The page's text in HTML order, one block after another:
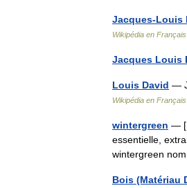
Jacques-Louis
Wikipédia en Français
Jacques Louis
Louis David —
Wikipédia en Français
wintergreen — [
essentielle,
wintergreen
Bois (Matériau